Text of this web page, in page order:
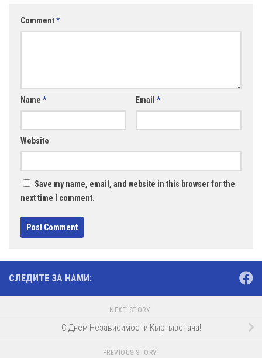
Comment*
Name * Email *
Website
Save my name, email, and website in this browser for the
next time I comment.
СЛЕДИТЕ ЗА НАМИ:
NEXT STORY
С Днем Независимости Кыргызстана!
PREVIOUS STORY